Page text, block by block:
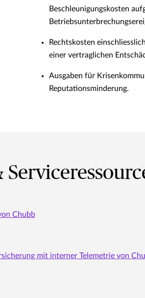
Beschleunigungskosten
Rechtskosten
einer vertraglichen
Ausgaben für
Reputationsminderung.
Chubb
mit interner Telemetrie von